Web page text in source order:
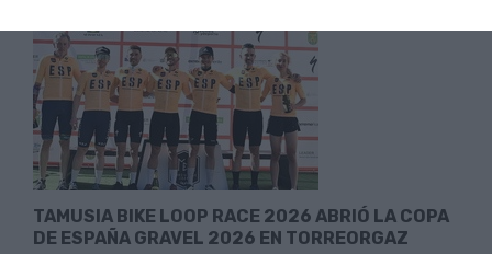
TAMUSIA BIKE LOOP RACE 2026 ABRIÓ LA COPA
DE ESPAÑA GRAVEL 2026 EN TORREORGAZ